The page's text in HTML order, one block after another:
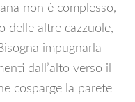
non è complesso,
delle altre cazzuole,
impugnarla
dall’alto verso il
cosparge la parete